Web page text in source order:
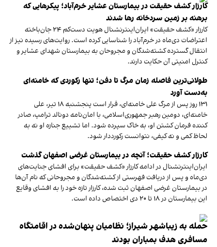
کارزار کشف حقیقت در بیمارستان عشایر خرم‌آباد؛ پیکر‌هایی که
برهنه بر زمین سردخانه رها شدند
کارزار «کشف حقیقت» ایران‌اینترنشنال هویت دست‌کم ۲۴ جان‌باخته
اعتراضات دی‌ماه در خرم‌آباد را شناسایی کرده است. روایت‌های رسیده نیز از
انتقال گسترده کشته‌شدگان و مجروحان به بیمارستان شهدای عشایر و
کنترل امنیتی آن حکایت دارند.
طولانی‌ترین فاصله زمان مرگ تا دفن؛ تنها رکوردی که خامنه‌ای
به‌دست آورد
۱۳۱‍ روز پس از مرگ علی خامنه‌ای، قرار است پنجشنبه ۱۸ تیر، علی
خامنه‌ای، دومین رهبر جمهوری‌اسلامی، با امان‌نامه دونالد ترامپ، صادر
کننده فرمان کشتن او، به خاک سپرده شود. اما تشییع جنازه او نه به
لحاظ کمی و نه کیفی، نتوانست رکورددار شود.
کارزار کشف حقیقت؛ آنچه در بیمارستان غرضی اصفهان گذشت
ایران‌اینترنشنال در ادامه کارزار «کشف حقیقت» برای افشای جنایت‌های
دی‌ماه و پس از دریافت فهرستی از کشته‌شدگان و مجروحانی که نام آن‌ها
در بیمارستان غرضی اصفهان ثبت شده، کارزار تازه خود را به افشای وقایع
این بیمارستان در ۱۸ تا ۲۰ دی اختصاص داده است.
حمله به زیباشهر شیراز؛ نظامیان پنهان‌شده در اقامتگاه
مسافری هدف بمباران بودند